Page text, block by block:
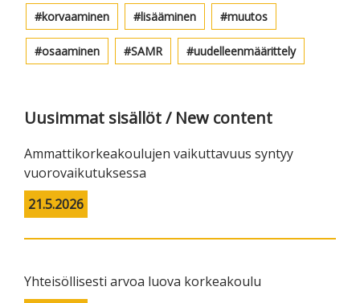
korvaaminen lisääminen muutos
osaaminen SAMR uudelleenmäärittely
Uusimmat sisällöt / New content
Ammattikorkeakoulujen vaikuttavuus syntyy
vuorovaikutuksessa
21.5.2026
Yhteisöllisesti arvoa luova korkeakoulu